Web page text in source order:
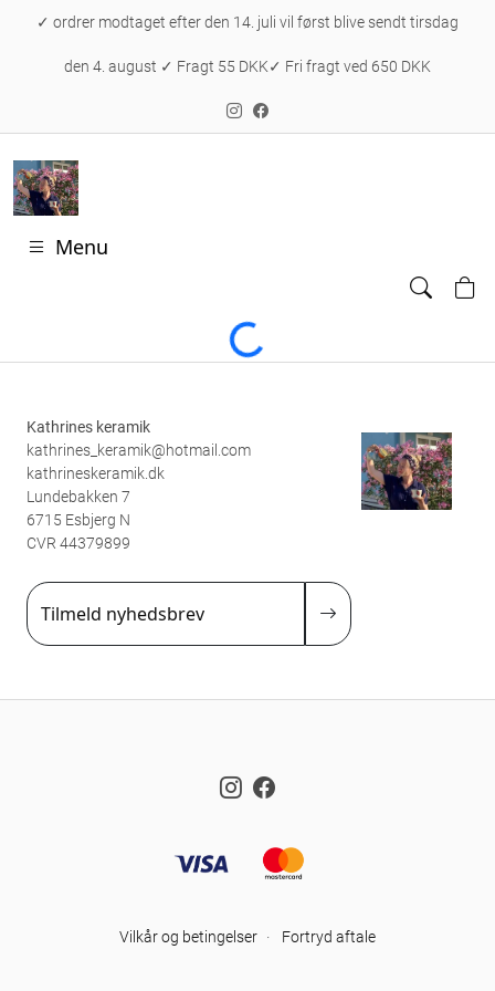
✓ ordrer modtaget efter den 14. juli vil først blive sendt tirsdag
den 4. august ✓ Fragt 55 DKK✓ Fri fragt ved 650 DKK
Menu
Loading...
Kathrines keramik
kathrines_keramik@hotmail.com
kathrineskeramik.dk
Lundebakken 7
6715 Esbjerg N
CVR 44379899
Tilmeld nyhedsbrev
Instagram
Vilkår og betingelser · Fortryd aftale